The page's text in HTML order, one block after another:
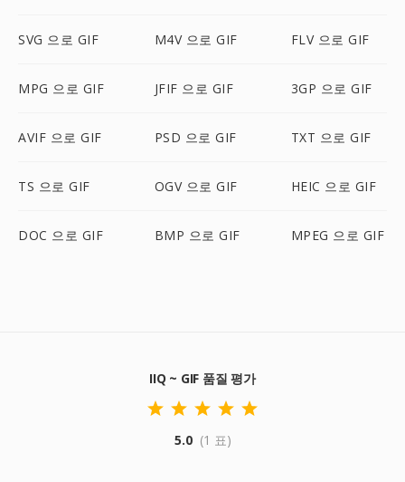
SVG 으로 GIF M4V 으로 GIF FLV 으로 GIF
MPG 으로 GIF JFIF 으로 GIF 3GP 으로 GIF
AVIF 으로 GIF PSD 으로 GIF TXT 으로 GIF
TS 으로 GIF OGV 으로 GIF HEIC 으로 GIF
DOC 으로 GIF BMP 으로 GIF MPEG 으로 GIF
IIQ ~ GIF 품질 평가
5.0 (1 표)